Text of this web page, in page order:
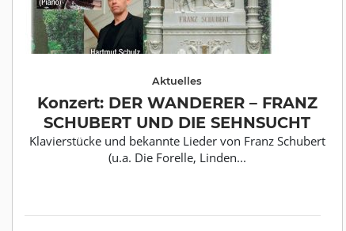
Aktuelles
Konzert: DER WANDERER – FRANZ
SCHUBERT UND DIE SEHNSUCHT
Klavierstücke und bekannte Lieder von Franz Schubert
(u.a. Die Forelle, Linden...